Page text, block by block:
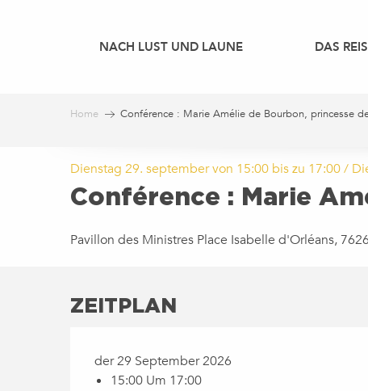
NACH LUST UND LAUNE DAS
Home Conférence : Marie Amélie de Bourbon, princesse
Dienstag 29. september von 15:00 bis zu 17:00 /
Conférence : Marie
Pavillon des Ministres Place Isabelle d'Orléans,
ZEITPLAN
der 29 September 2026
15:00 Um 17:00